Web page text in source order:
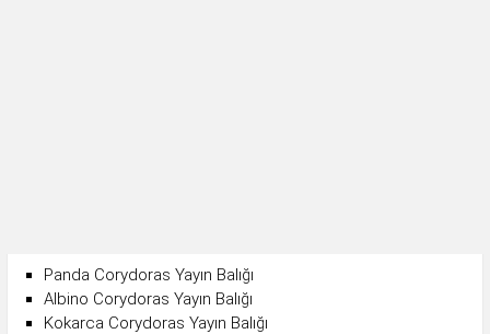
Panda Corydoras Yayın Balığı
Albino Corydoras Yayın Balığı
Kokarca Corydoras Yayın Balığı